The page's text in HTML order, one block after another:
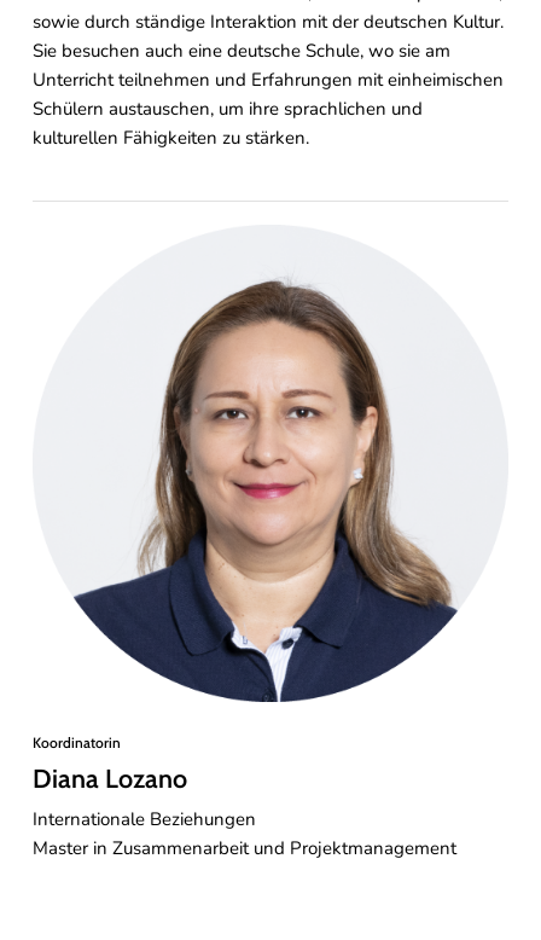
sowie durch ständige Interaktion mit der deutschen Kultur.
Sie besuchen auch eine deutsche Schule, wo sie am
Unterricht teilnehmen und Erfahrungen mit einheimischen
Schülern austauschen, um ihre sprachlichen und
kulturellen Fähigkeiten zu stärken.
Koordinatorin
Diana Lozano
Internationale Beziehungen
Master in Zusammenarbeit und Projektmanagement